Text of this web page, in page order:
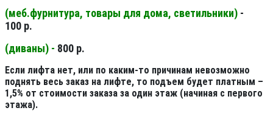
(меб.фурнитура, товары для дома, светильники) -
100 р.
(диваны) - 800 р.
Если лифта нет, или по каким-то причинам невозможно
поднять весь заказ на лифте, то подъем будет платным –
1,5% от стоимости заказа за один этаж (начиная с первого
этажа).